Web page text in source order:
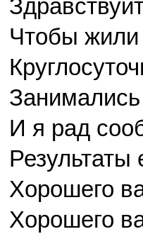
Чтобы
И я рад
Результаты
Хорошего
Хорошего